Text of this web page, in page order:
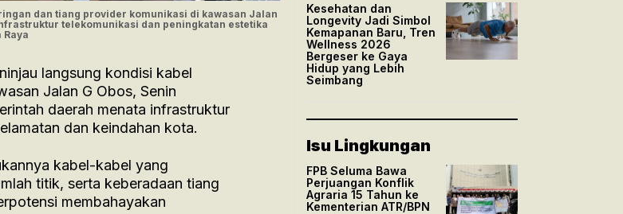
dan tiang provider komunikasi di kawasan Jalan
telekomunikasi dan peningkatan estetika
Raya
langsung kondisi kabel
Jalan G Obos, Senin
daerah menata infrastruktur
dan keindahan kota.
kabel-kabel yang
titik, serta keberadaan tiang
membahayakan
Kesehatan dan
Longevity Jadi Simbol
Kemapanan Baru, Tren
Wellness 2026
Bergeser ke Gaya
Hidup yang Lebih
Seimbang
Isu Lingkungan
FPB Seluma Bawa
Perjuangan Konflik
Agraria 15 Tahun ke
Kementerian ATR/BPN